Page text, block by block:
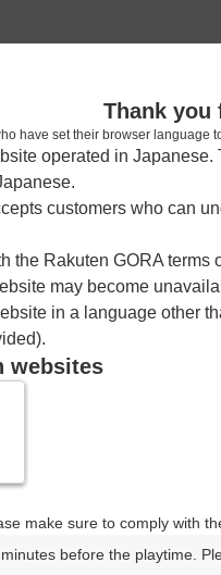
15:50
Thank you
have set their browser language
operated in
customers who can
the Rakuten GORA
may become
in a language other
websites
make sure to comply with
before the playtime.